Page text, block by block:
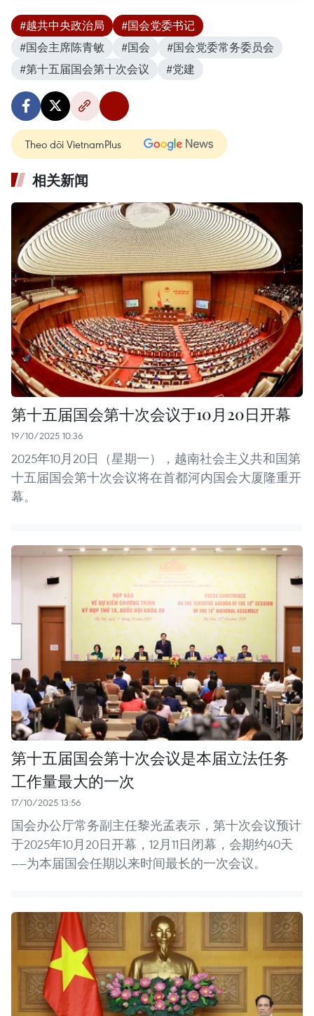
#越共中央政治局
#国会党委书记
#国会主席陈青敏
#国会
#国会党委常务委员会
#第十五届国会第十次会议
#党建
Theo dõi VietnamPlus
相关新闻
第十五届国会第十次会议于10月20日开幕
19/10/2025 10:36
2025年10月20日（星期一），越南社会主义共和国第
十五届国会第十次会议将在首都河内国会大厦隆重开
幕。
第十五届国会第十次会议是本届立法任务
工作量最大的一次
17/10/2025 13:56
国会办公厅常务副主任黎光孟表示，第十次会议预计
于2025年10月20日开幕，12月11日闭幕，会期约40天
——为本届国会任期以来时间最长的一次会议。